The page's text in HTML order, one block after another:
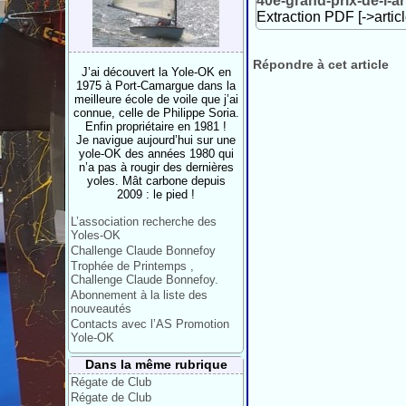
J’ai découvert la Yole-OK en
1975 à Port-Camargue dans la
meilleure école de voile que j’ai
connue, celle de Philippe Soria.
Enfin propriétaire en 1981 !
Je navigue aujourd’hui sur une
yole-OK des années 1980 qui
n’a pas à rougir des dernières
yoles. Mât carbone depuis
2009 : le pied !
L’association recherche des
Yoles-OK
Challenge Claude Bonnefoy
Trophée de Printemps ,
Challenge Claude Bonnefoy.
Abonnement à la liste des
nouveautés
Contacts avec l’AS Promotion
Yole-OK
Dans la même rubrique
Régate de Club
Régate de Club
Extraction PDF [-
Répondre à cet article